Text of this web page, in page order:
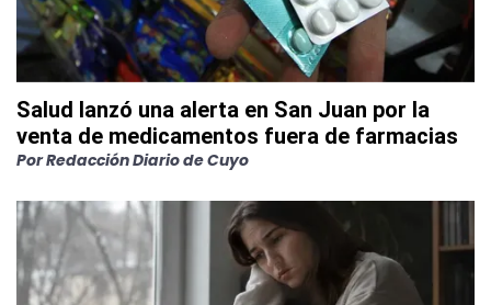
Salud lanzó una alerta en San Juan por la
venta de medicamentos fuera de farmacias
PorRedacción Diario de Cuyo